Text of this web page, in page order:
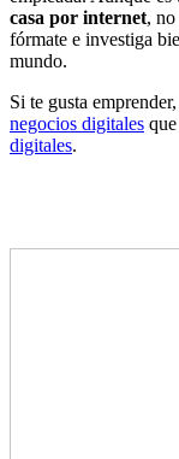
casa por internet,
fórmate e investiga
mundo.
Si te gusta
negocios digitales
digitales.